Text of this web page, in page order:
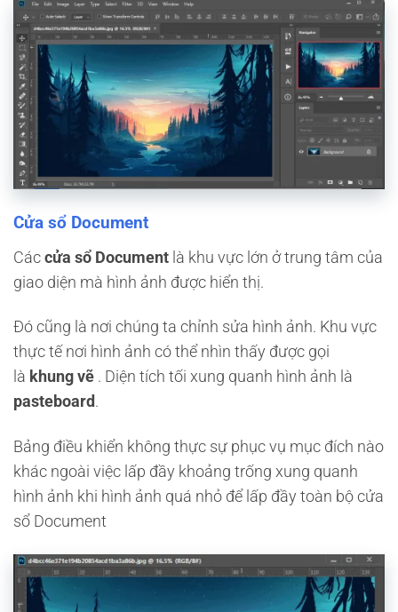
Cửa sổ Document
Các cửa sổ Document là khu vực lớn ở trung tâm của
giao diện mà hình ảnh được hiển thị.
Đó cũng là nơi chúng ta chỉnh sửa hình ảnh. Khu vực
thực tế nơi hình ảnh có thể nhìn thấy được gọi
là khung vẽ . Diện tích tối xung quanh hình ảnh là
pasteboard .
Bảng điều khiển không thực sự phục vụ mục đích nào
khác ngoài việc lấp đầy khoảng trống xung quanh
hình ảnh khi hình ảnh quá nhỏ để lấp đầy toàn bộ cửa
sổ Document